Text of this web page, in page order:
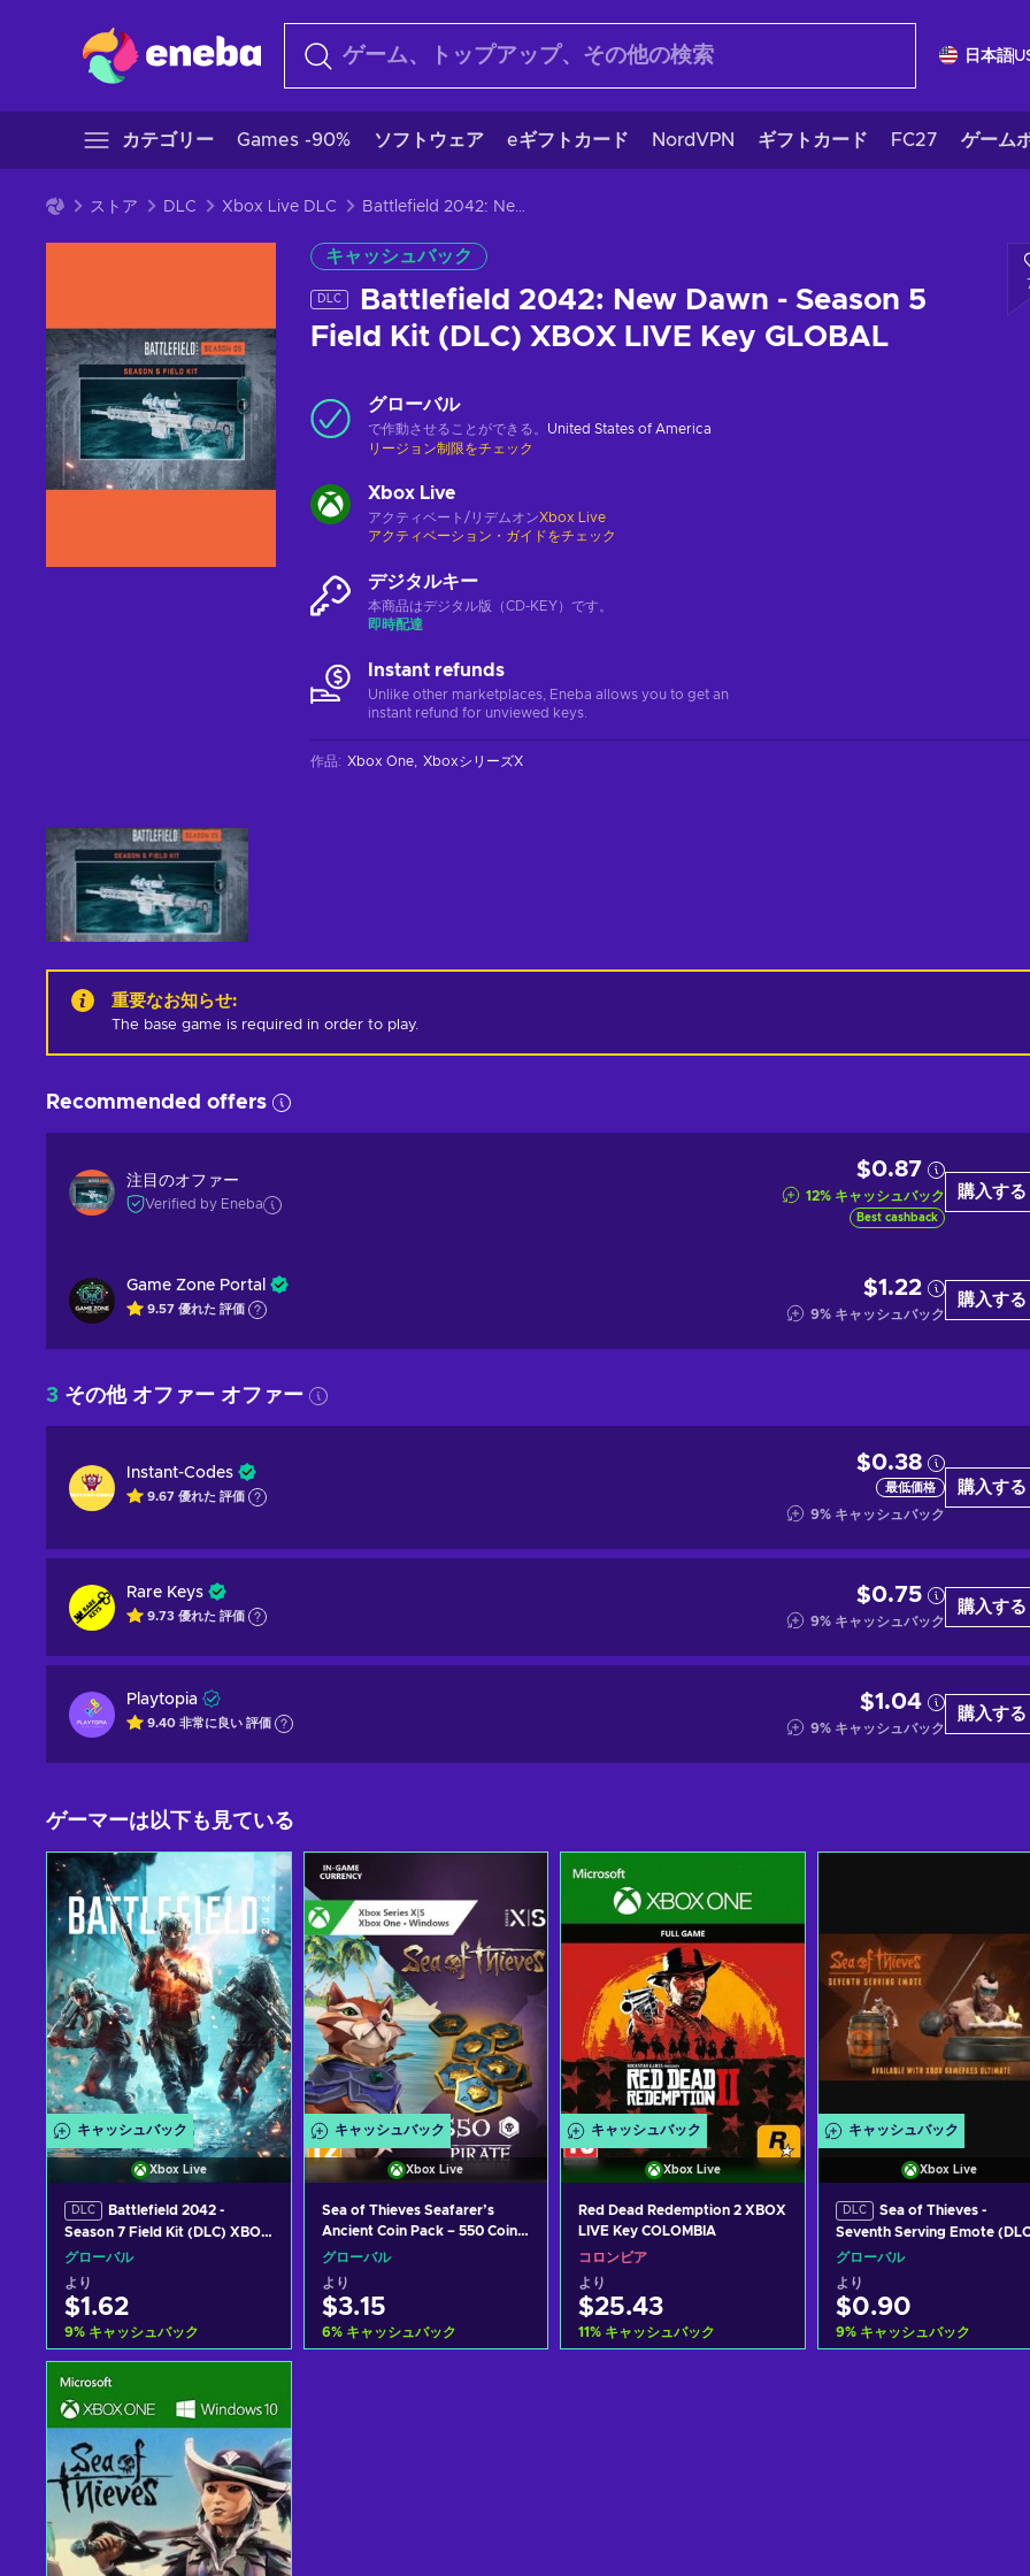
日本語
カテゴリー Games -90% ソフトウェア eギフトカード NordVPN ギフトカード FC27 ゲーム
ストア DLC Xbox Live DLC Battlefield 2042: New Dawn - Season 5 Field Kit (DLC) XBOX LIVE Key GLOBAL
キャッシュバック
DLC
Battlefield 2042: New Dawn - Season 5
Field Kit (DLC) XBOX LIVE Key GLOBAL
グローバル
で作動させることができる。 United States of America
リージョン制限をチェック
Xbox Live
アクティベート/リデムオンXbox Live
アクティベーション・ガイドをチェック
デジタルキー
本商品はデジタル版（CD-KEY）です。
即時配達
Instant refunds
Unlike other marketplaces, Eneba allows you to get an
instant refund for unviewed keys.
作品: Xbox One XboxシリーズX
重要なお知らせ:
The base game is required in order to play.
Recommended offers
注目のオファー
Verified by Eneba
$0.87
12% キャッシュバック
Best cashback
購入する
Game Zone Portal
9.57 優れた 評価
$1.22
9% キャッシュバック
購入する
3 その他 オファー オファー
Instant-Codes
9.67 優れた 評価
$0.38
最低価格
9% キャッシュバック
購入する
Rare Keys
9.73 優れた 評価
$0.75
9% キャッシュバック
購入する
Playtopia
9.40 非常に良い 評価
$1.04
9% キャッシュバック
購入する
ゲーマーは以下も見ている
キャッシュバック
Xbox Live
DLC
Battlefield 2042 -
Season 7 Field Kit (DLC) XBOX
LIVE Key GLOBAL
グローバル
より
$1.62
9% キャッシュバック
カートに入れる
View offers
キャッシュバック
Xbox Live
Sea of Thieves Seafarer’s
Ancient Coin Pack – 550 Coins
PC/XBOX LIVE Key GLOBAL
グローバル
より
$3.15
6% キャッシュバック
キャッシュバック
Xbox Live
Red Dead Redemption 2 XBOX
LIVE Key COLOMBIA
コロンビア
より
$25.43
11% キャッシュバック
キャッシュバック
Xbox Live
DLC
Sea of Thieves -
Seventh Serving Emote
PC/XBOX LIVE Key GLOBAL
グローバル
より
$0.90
9% キャッシュバック